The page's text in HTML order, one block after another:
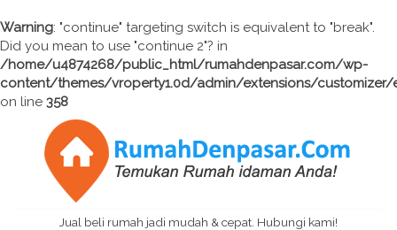
Warning: "continue" targeting switch is equivalent to "break".
Did you mean to use "continue 2"? in
/home/u4874268/public_html/rumahdenpasar.com/wp-
content/themes/vroperty1.0d/admin/extensions/customizer/
on line 358
Jual beli rumah jadi mudah & cepat. Hubungi kami!